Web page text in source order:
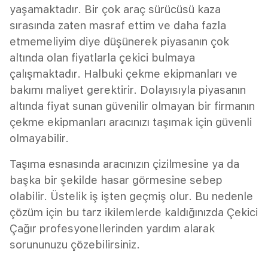
yaşamaktadır. Bir çok araç sürücüsü kaza
sırasında zaten masraf ettim ve daha fazla
etmemeliyim diye düşünerek piyasanın çok
altında olan fiyatlarla çekici bulmaya
çalışmaktadır. Halbuki çekme ekipmanları ve
bakımı maliyet gerektirir. Dolayısıyla piyasanın
altında fiyat sunan güvenilir olmayan bir firmanın
çekme ekipmanları aracınızı taşımak için güvenli
olmayabilir.
Taşıma esnasında aracınızın çizilmesine ya da
başka bir şekilde hasar görmesine sebep
olabilir. Üstelik iş işten geçmiş olur. Bu nedenle
çözüm için bu tarz ikilemlerde kaldığınızda Çekici
Çağır profesyonellerinden yardım alarak
sorununuzu çözebilirsiniz.